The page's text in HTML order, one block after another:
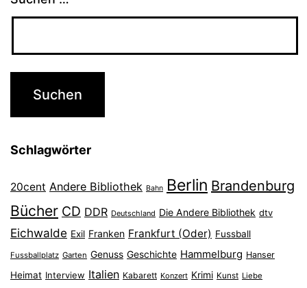
Schlagwörter
20cent Andere Bibliothek Bahn Berlin Brandenburg
Bücher CD DDR Deutschland Die Andere Bibliothek dtv
Eichwalde Exil Franken Frankfurt (Oder) Fussball
Fussballplatz Garten Genuss Geschichte Hammelburg Hanser
Heimat Interview Italien Kabarett Konzert Krimi Kunst Liebe